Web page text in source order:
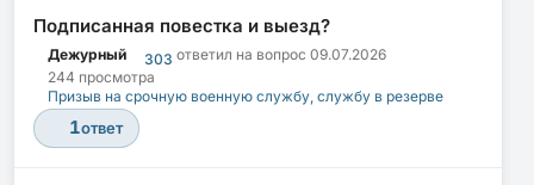
Подписанная повестка и выезд?
Дежурный 303 ответил на вопрос 09.07.2026
244 просмотра
Призыв на срочную военную службу, службу в резерве
1ответ